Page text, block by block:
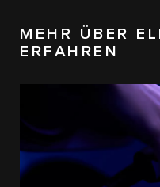
MEHR ÜBER
ERFAHREN